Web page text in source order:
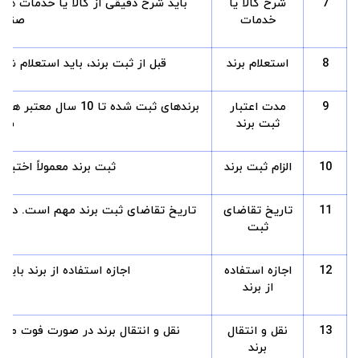
خدمات
8 استعلام برند قبل از ثبت برند، باید
9
مدت اعتبار
ثبت برند
10 الزام ثبت برند ثبت برند معمولاً
11
تاریخ تقاضای
ثبت
تاریخ تقاضای ثبت برند مهم است. در
12
اجازه استفاده
از برند
اجازه استفاده از برند
13
نقل و انتقال
برند
نقل و انتقال برند در صورت فوت